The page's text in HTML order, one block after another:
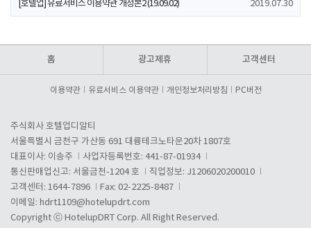
[호텔업] 유료서비스 이용약관 개정본2 (19.09.02) 2019.07.30
홈 광고제휴 고객센터
이용약관 유료서비스 이용약관 개인정보처리방침 PC버전
주식회사 호텔업디알티
서울특별시 금천구 가산동 691 대륭테크노타운20차 1807호
대표이사: 이송주
사업자등록번호: 441-87-01934
통신판매업신고: 서울금천-1204 호
직업정보: J1206020200010
고객센터: 1644-7896
Fax: 02-2225-8487
이메일: hdrt1109@hotelupdrt.com
Copyright ⓒ HotelupDRT Corp. All Right Reserved.